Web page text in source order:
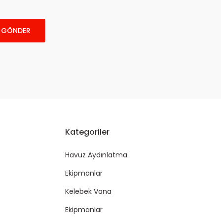
GÖNDER
Kategoriler
Havuz Aydınlatma
Ekipmanlar
Kelebek Vana
Ekipmanlar